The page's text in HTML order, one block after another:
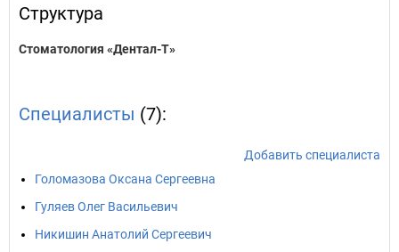
Структура
Стоматология «Дентал-Т»
Специалисты (7):
Добавить специалиста
Голомазова Оксана Сергеевна
Гуляев Олег Васильевич
Никишин Анатолий Сергеевич